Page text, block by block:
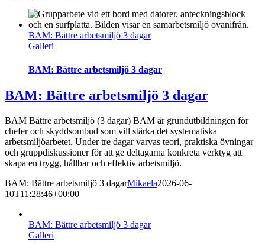
BAM: Bättre arbetsmiljö 3 dagar
Galleri
BAM: Bättre arbetsmiljö 3 dagar
BAM: Bättre arbetsmiljö 3 dagar
BAM Bättre arbetsmiljö (3 dagar) BAM är grundutbildningen för
chefer och skyddsombud som vill stärka det systematiska
arbetsmiljöarbetet. Under tre dagar varvas teori, praktiska övningar
och gruppdiskussioner för att ge deltagarna konkreta verktyg att
skapa en trygg, hållbar och effektiv arbetsmiljö.
BAM: Bättre arbetsmiljö 3 dagarMikaela2026-06-
10T11:28:46+00:00
BAM: Bättre arbetsmiljö 3 dagar
Galleri